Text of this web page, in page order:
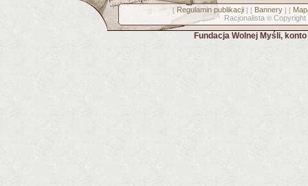
[ Regulamin publikacji] [ Bannery] [
Racjonalista © Copyright
Fundacja Wolnej Myśli,